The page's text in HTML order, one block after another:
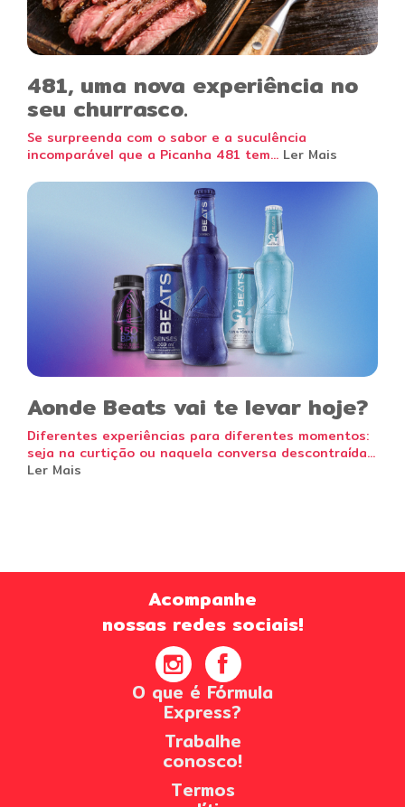
481, uma nova experiência no
seu churrasco.
Se surpreenda com o sabor e a suculência
incomparável que a Picanha 481 tem... Ler Mais
Aonde Beats vai te levar hoje?
Diferentes experiências para diferentes momentos:
seja na curtição ou naquela conversa descontraída...
Ler Mais
Acompanhe
nossas redes sociais!
O que é Fórmula
Express?
Trabalhe
conosco!
Termos